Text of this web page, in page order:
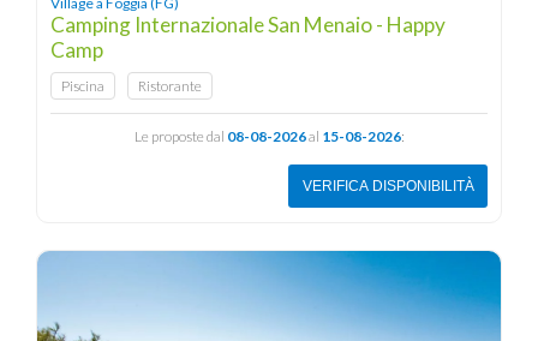
Camping Internazionale San Menaio - Happy
Camp
Piscina Ristorante
Le proposte dal 08-08-2026al 15-08-2026:
VERIFICA DISPONIBILITÀ